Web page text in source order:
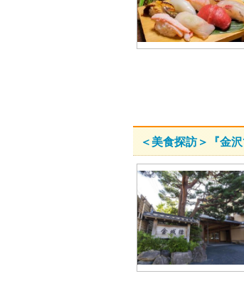
＜美食探訪＞『金